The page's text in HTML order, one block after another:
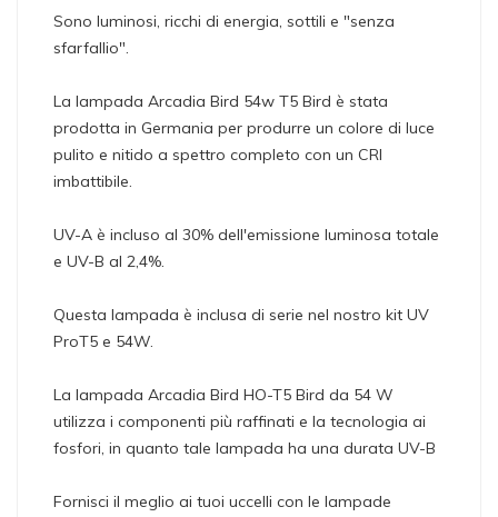
Sono luminosi, ricchi di energia, sottili e "senza
sfarfallio".
La lampada Arcadia Bird 54w T5 Bird è stata
prodotta in Germania per produrre un colore di luce
pulito e nitido a spettro completo con un CRI
imbattibile.
UV-A è incluso al 30% dell'emissione luminosa totale
e UV-B al 2,4%.
Questa lampada è inclusa di serie nel nostro kit UV
ProT5 e 54W.
La lampada Arcadia Bird HO-T5 Bird da 54 W
utilizza i componenti più raffinati e la tecnologia ai
fosfori, in quanto tale lampada ha una durata UV-B
Fornisci il meglio ai tuoi uccelli con le lampade